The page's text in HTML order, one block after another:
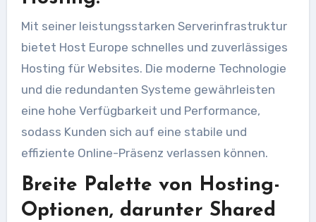
Mit seiner leistungsstarken Serverinfrastruktur
bietet Host Europe schnelles und zuverlässiges
Hosting für Websites. Die moderne Technologie
und die redundanten Systeme gewährleisten
eine hohe Verfügbarkeit und Performance,
sodass Kunden sich auf eine stabile und
effiziente Online-Präsenz verlassen können.
Breite Palette von Hosting-
Optionen, darunter Shared